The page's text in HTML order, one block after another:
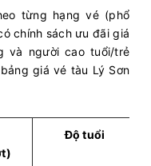
từng hạng vé (phổ
chính sách ưu đãi giá
và người cao tuổi/trẻ
giá vé tàu Lý Sơn
Độ tuổi